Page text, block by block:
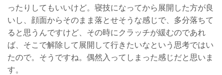
ったりしてもいいけど。寝技になってから展開した方が良
いし、顔面からそのまま落とせそうな感じで、多分落ちて
ると思うんですけど、その時にクラッチが緩むのであれ
ば、そこで解除して展開して行きたいなという思考ではい
たので。そうですね。偶然入ってしまった感じだと思いま
す。